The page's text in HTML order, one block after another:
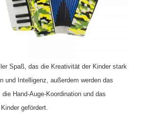
Spaß, das die Kreativität der Kinder stark
und Intelligenz, außerdem werden das
Hand-Auge-Koordination und das
gefördert.